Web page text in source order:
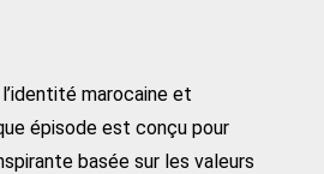
marocaine et
épisode est conçu pour
basée sur les valeurs